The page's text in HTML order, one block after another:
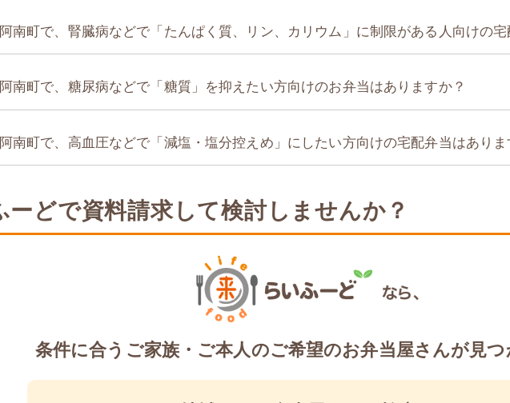
南町で、腎臓病などで「たんぱく質、リン、カリウム」に制限がある人向けの宅
南町で、糖尿病などで「糖質」を抑えたい方向けのお弁当はありますか？
南町で、高血圧などで「減塩・塩分控えめ」にしたい方向けの宅配弁当はありま
ーどで資料請求して検討しませんか？
条件に合うご家族・ご本人のご希望のお弁当屋さんが見